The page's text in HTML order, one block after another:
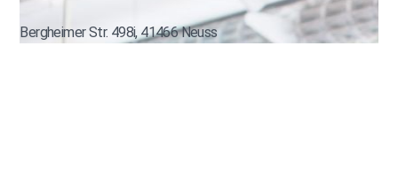
Bergheimer Str. 498i, 41466 Neuss